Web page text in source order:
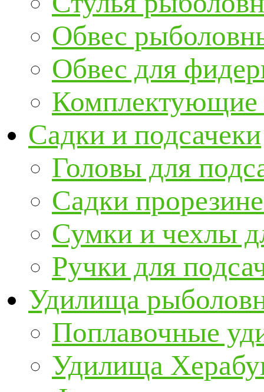
Обвес
Обвес для
Комплектующие
Садки и подсачеки
Головы для
Садки
Сумки и чехлы
Ручки для
Удилища
Поплавочные
Удилища